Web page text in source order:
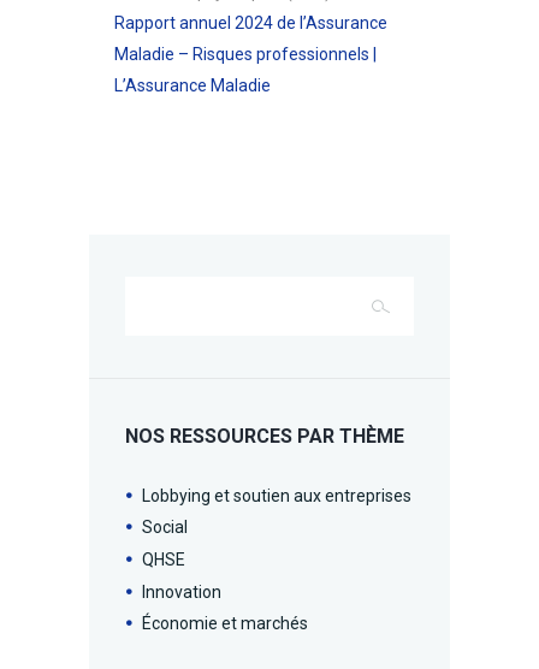
Rapport annuel 2024 de l’Assurance
Maladie – Risques professionnels |
L’Assurance Maladie
NOS RESSOURCES PAR THÈME
Lobbying et soutien aux entreprises
Social
QHSE
Innovation
Économie et marchés